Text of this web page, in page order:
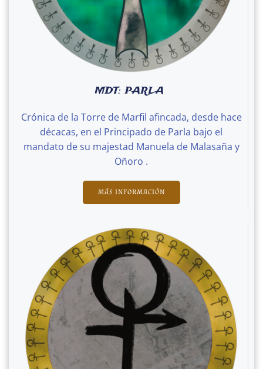
MDT: PARLA
Crónica de la Torre de Marfil afincada, desde hace
décacas, en el Principado de Parla bajo el
mandato de su majestad Manuela de Malasaña y
Oñoro .
MÁS INFORMACIÓN